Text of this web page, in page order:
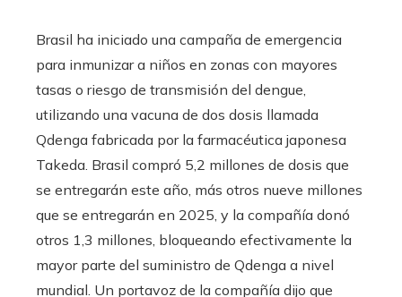
Brasil ha iniciado una campaña de emergencia
para inmunizar a niños en zonas con mayores
tasas o riesgo de transmisión del dengue,
utilizando una vacuna de dos dosis llamada
Qdenga fabricada por la farmacéutica japonesa
Takeda. Brasil compró 5,2 millones de dosis que
se entregarán este año, más otros nueve millones
que se entregarán en 2025, y la compañía donó
otros 1,3 millones, bloqueando efectivamente la
mayor parte del suministro de Qdenga a nivel
mundial. Un portavoz de la compañía dijo que